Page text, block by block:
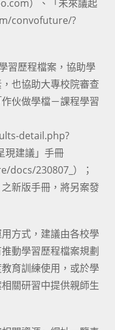
）、「未來議起
convofuture/?
習歷程檔案，協助學
也協助大專校院審查
伙做學檔－課程學習
detail.php?
現建議」手冊
docs/230807_）；
新版手冊，將另案發
方式，建議由各校學
動學習歷程檔案規劃
育訓練使用，或於學
關研習中提供親師生